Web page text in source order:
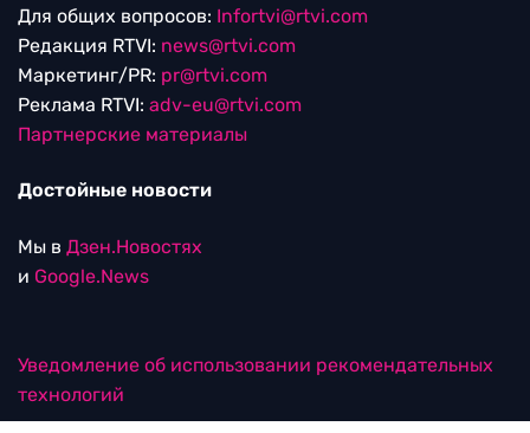
Для общих вопросов: Infortvi@rtvi.com
Редакция RTVI: news@rtvi.com
Маркетинг/PR: pr@rtvi.com
Реклама RTVI: adv-eu@rtvi.com
Партнерские материалы
Достойные новости
Мы в Дзен.Новостях
и Google.News
Уведомление об использовании рекомендательных
технологий